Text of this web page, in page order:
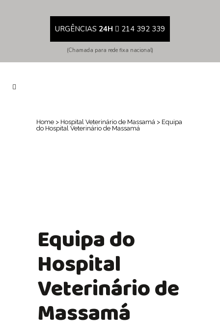
URGÊNCIAS 24H 214 392 339
(Chamada para rede fixa nacional)
Home > Hospital Veterinário de Massamá > Equipa
do Hospital Veterinário de Massamá
Equipa do
Hospital
Veterinário de
Massamá